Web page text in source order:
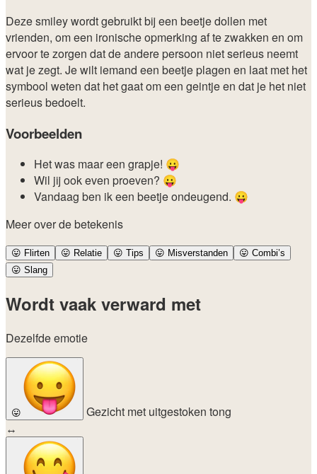
Deze smiley wordt gebruikt bij een beetje dollen met
vrienden, om een ironische opmerking af te zwakken en om
ervoor te zorgen dat de andere persoon niet serieus neemt
wat je zegt. Je wilt iemand een beetje plagen en laat met het
symbool weten dat het gaat om een geintje en dat je het niet
serieus bedoelt.
Voorbeelden
Het was maar een grapje! 😛
Wil jij ook even proeven? 😛
Vandaag ben ik een beetje ondeugend. 😛
Meer over de betekenis
😛 Flirten 😛 Relatie 😛 Tips 😛 Misverstanden 😛 Combi’s
😛 Slang
Wordt vaak verward met
Dezelfde emotie
😛
Gezicht met uitgestoken tong
↔